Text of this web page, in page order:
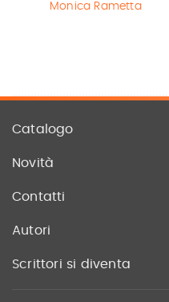
Monica Rametta
Catalogo
Novità
Contatti
Autori
Scrittori si diventa